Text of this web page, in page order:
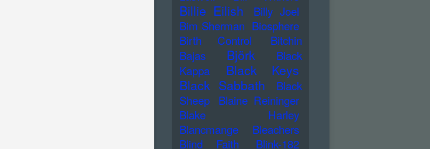
Billie Eilish
Billy Joel
Bim Sherman Biosphere
Birth Control
Bitchin
Bajas
Björk
Black
Kappa
Black Keys
Black Sabbath
Black
Sheep
Blaine Reininger
Blake Harley
Blancmange
Bleachers
Blind Faith
Blink-182